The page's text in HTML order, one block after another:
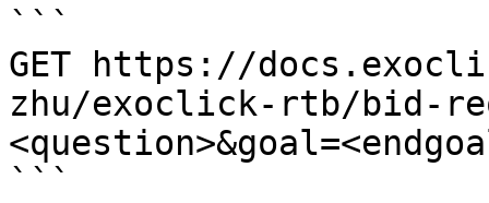
```
GET https://
zhu/exoclick-rtb/bid-
```